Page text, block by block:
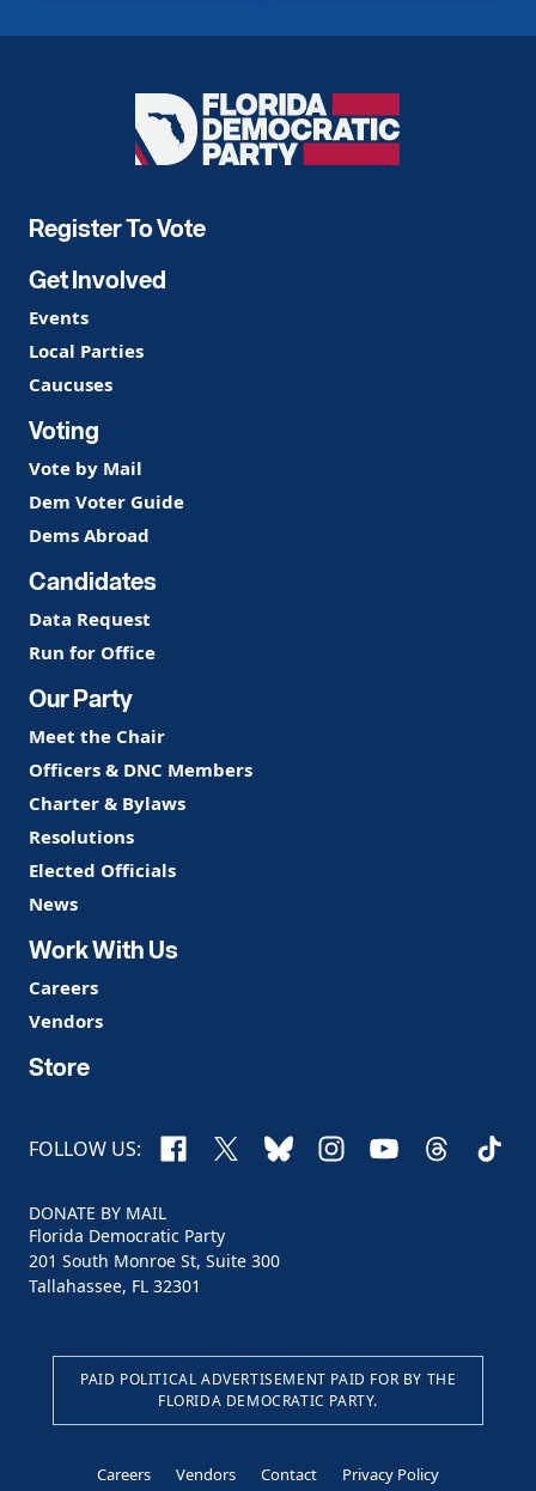
Florida
Democratic
Register To Vote
Get Involved
Events
Local Parties
Caucuses
Voting
Vote by Mail
Dem Voter Guide
Dems Abroad
Candidates
Data Request
Run for Office
Our Party
Meet the Chair
Officers & DNC Members
Charter & Bylaws
Resolutions
Elected Officials
News
Work With Us
Careers
Vendors
Store
FOLLOW US: Facebook
X BlueskyInstagram
YouTubeThreads
DONATE BY MAIL
Florida Democratic Party
201 South Monroe St, Suite 300
Tallahassee, FL 32301
PAID POLITICAL ADVERTISEMENT PAID FOR BY THE
FLORIDA DEMOCRATIC PARTY.
Careers Vendors Contact Privacy Policy